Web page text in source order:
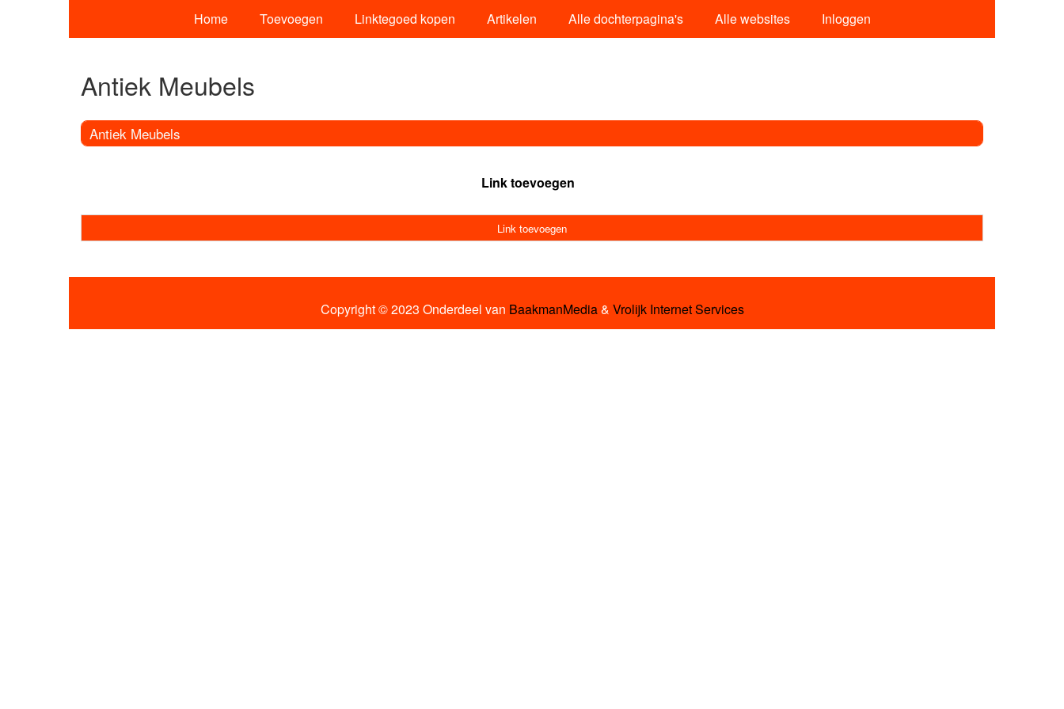
Home Toevoegen Linktegoed kopen Artikelen Alle dochterpagina's Alle websites Inloggen
Antiek Meubels
Antiek Meubels
Link toevoegen
Link toevoegen
Copyright © 2023 Onderdeel van BaakmanMedia& Vrolijk Internet Services